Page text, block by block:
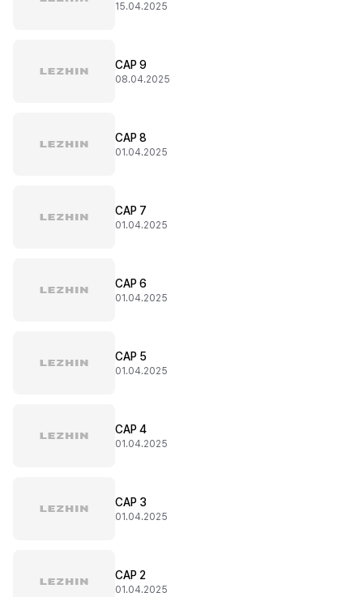
15.04.2025
CAP 9
08.04.2025
CAP 8
01.04.2025
CAP 7
01.04.2025
CAP 6
01.04.2025
CAP 5
01.04.2025
CAP 4
01.04.2025
CAP 3
01.04.2025
CAP 2
01.04.2025